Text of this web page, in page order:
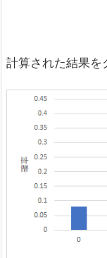
計算された結果を